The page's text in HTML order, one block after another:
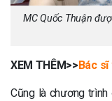
MC Quốc Thuận
XEM THÊM>>Bác sĩ
Cũng là chương